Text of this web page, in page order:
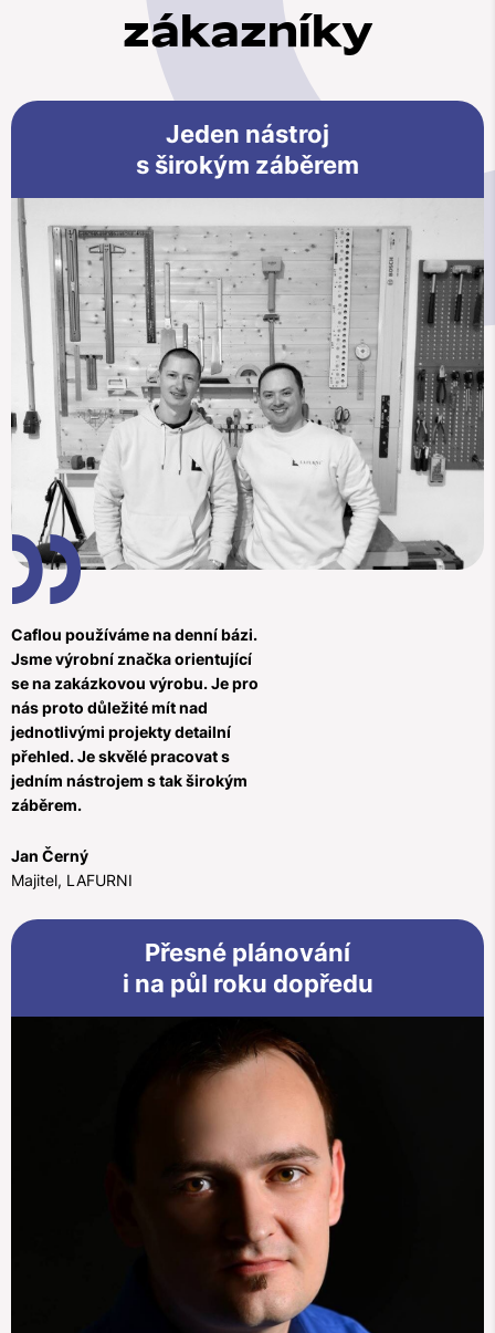
zákazníky
Jeden nástroj
s širokým záběrem
Caflou používáme na denní bázi.
Jsme výrobní značka orientující
se na zakázkovou výrobu. Je pro
nás proto důležité mít nad
jednotlivými projekty detailní
přehled. Je skvělé pracovat s
jedním nástrojem s tak širokým
záběrem.
Jan Černý
Majitel, LAFURNI
Přesné plánování
i na půl roku dopředu